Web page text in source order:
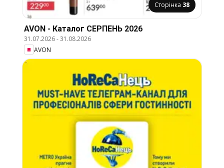
Сторінка 38
AVON - Каталог СЕРПЕНЬ 2026
31.07.2026-31.08.2026
AVON